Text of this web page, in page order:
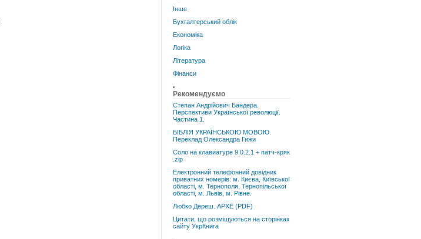
Інше
Бухгалтерський облік
Економіка
Логіка
Література
Фінанси
Рекомендуємо
Степан Андрійович Бандера.
Перспективи Української революції.
Частина 1.
БІБЛІЯ УКРАЇНСЬКОЮ МОВОЮ.
Переклад Олександра Гижи
Соло на клавиатуре 9.0.2.1 + патч-кряк
.zip
Електронний телефонний довідник
приватних номерів: м. Києва, Київської
області, м. Тернополя, Тернопільської
області, м. Львів, м. Рівне.
Любко Дереш. АРХЕ (PDF)
Цитати, що розміщуються на сторінках
сайту УкрКнига